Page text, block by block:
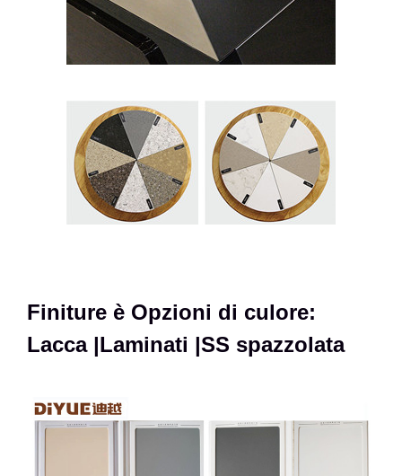
Finiture è Opzioni di culore:
Lacca |Laminati |SS spazzolata